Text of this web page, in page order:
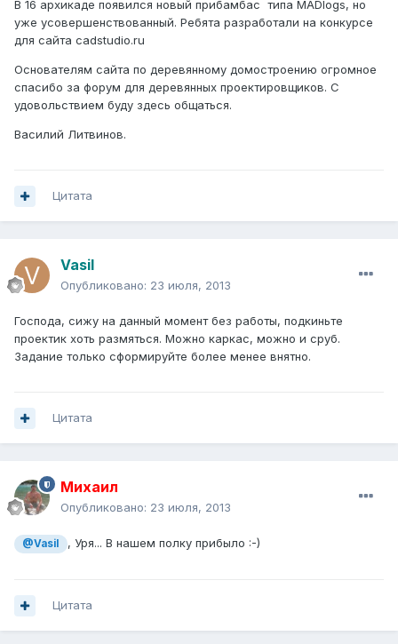
В 16 архикаде появился новый прибамбас типа MADlogs, но
уже усовершенствованный. Ребята разработали на конкурсе
для сайта cadstudio.ru
Основателям сайта по деревянному домостроению огромное
спасибо за форум для деревянных проектировщиков. С
удовольствием буду здесь общаться.
Василий Литвинов.
Цитата
Vasil
Опубликовано: 23 июля, 2013
Господа, сижу на данный момент без работы, подкиньте
проектик хоть размяться. Можно каркас, можно и сруб.
Задание только сформируйте более менее внятно.
Цитата
Михаил
Опубликовано: 23 июля, 2013
@Vasil , Уря... В нашем полку прибыло :-)
Цитата